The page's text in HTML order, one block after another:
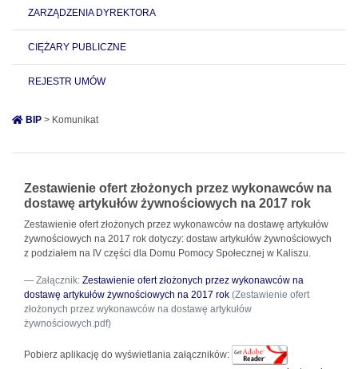
ZARZĄDZENIA DYREKTORA
CIĘŻARY PUBLICZNE
REJESTR UMÓW
BIP > Komunikat
Zestawienie ofert złożonych przez wykonawców na
dostawę artykułów żywnościowych na 2017 rok
Zestawienie ofert złożonych przez wykonawców na dostawę artykułów
żywnościowych na 2017 rok dotyczy: dostaw artykułów żywnościowych
z podziałem na IV części dla Domu Pomocy Społecznej w Kaliszu.
Załącznik: Zestawienie ofert złożonych przez wykonawców na
dostawę artykułów żywnościowych na 2017 rok (Zestawienie ofert
złożonych przez wykonawców na dostawę artykułów
żywnościowych.pdf)
Pobierz aplikację do wyświetlania załączników: